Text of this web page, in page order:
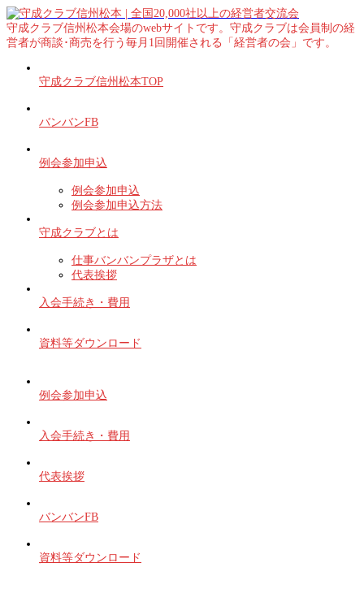
守成クラブ信州松本会場のwebサイトです。守成クラブは会員制の経
営者が商談･商売を行う毎月1回開催される「経営者の会」です。
守成クラブ信州松本TOP
バンバンFB
例会参加申込
例会参加申込
例会参加申込方法
守成クラブとは
仕事バンバンプラザとは
代表挨拶
入会手続き・費用
資料等ダウンロード
例会参加申込
入会手続き・費用
代表挨拶
バンバンFB
資料等ダウンロード